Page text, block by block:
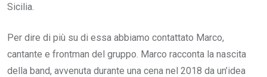
Sicilia.
Per dire di più su di essa abbiamo contattato Marco,
cantante e frontman del gruppo. Marco racconta la nascita
della band, avvenuta durante una cena nel 2018 da un’idea